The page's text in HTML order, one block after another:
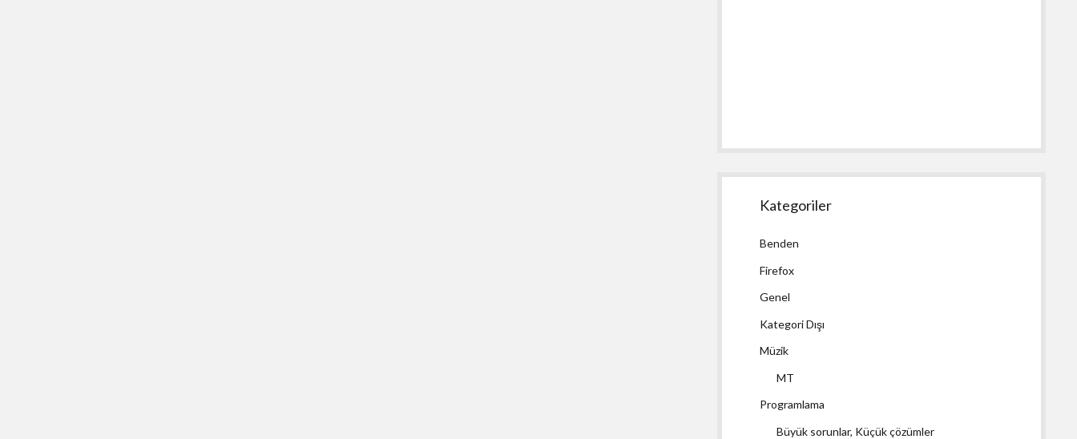
Kategoriler
Benden
Firefox
Genel
Kategori Dışı
Müzik
MT
Programlama
Büyük sorunlar, Küçük çözümler